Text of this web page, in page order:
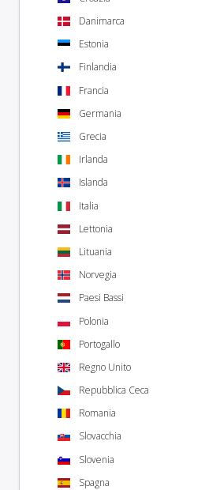
Danimarca
Estonia
Finlandia
Francia
Germania
Grecia
Irlanda
Islanda
Italia
Lettonia
Lituania
Norvegia
Paesi Bassi
Polonia
Portogallo
Regno Unito
Repubblica Ceca
Romania
Slovacchia
Slovenia
Spagna